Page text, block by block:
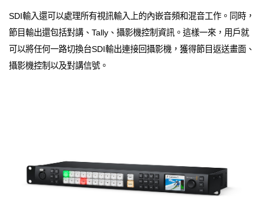
SDI輸入還可以處理所有視訊輸入上的內嵌音頻和混音工作。同時，
節目輸出還包括對講、Tally、攝影機控制資訊。這樣一來，用戶就
可以將任何一路切換台SDI輸出連接回攝影機，獲得節目返送畫面、
攝影機控制以及對講信號。